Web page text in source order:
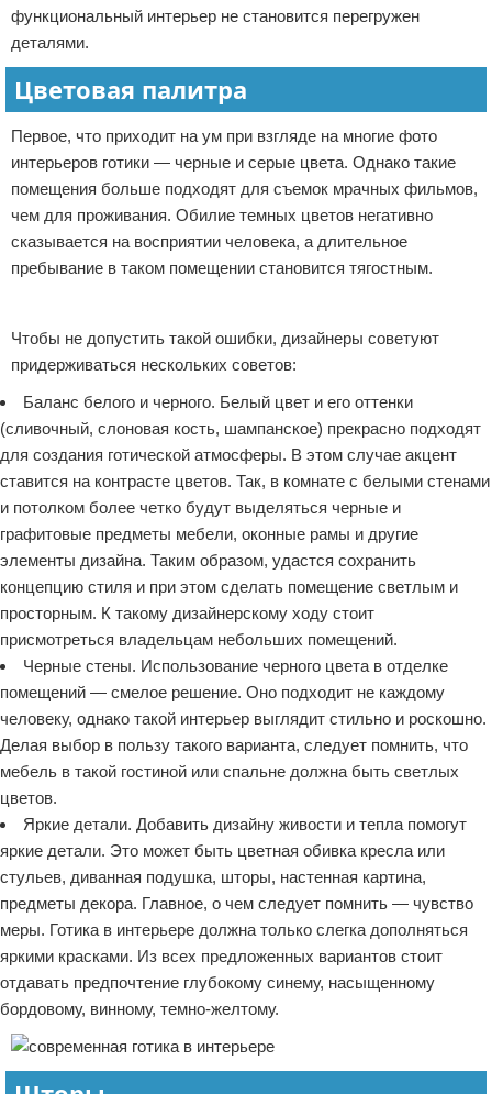
функциональный интерьер не становится перегружен
деталями.
Цветовая палитра
Первое, что приходит на ум при взгляде на многие фото
интерьеров готики — черные и серые цвета. Однако такие
помещения больше подходят для съемок мрачных фильмов,
чем для проживания. Обилие темных цветов негативно
сказывается на восприятии человека, а длительное
пребывание в таком помещении становится тягостным.
Чтобы не допустить такой ошибки, дизайнеры советуют
придерживаться нескольких советов:
Баланс белого и черного. Белый цвет и его оттенки
(сливочный, слоновая кость, шампанское) прекрасно подходят
для создания готической атмосферы. В этом случае акцент
ставится на контрасте цветов. Так, в комнате с белыми стенами
и потолком более четко будут выделяться черные и
графитовые предметы мебели, оконные рамы и другие
элементы дизайна. Таким образом, удастся сохранить
концепцию стиля и при этом сделать помещение светлым и
просторным. К такому дизайнерскому ходу стоит
присмотреться владельцам небольших помещений.
Черные стены. Использование черного цвета в отделке
помещений — смелое решение. Оно подходит не каждому
человеку, однако такой интерьер выглядит стильно и роскошно.
Делая выбор в пользу такого варианта, следует помнить, что
мебель в такой гостиной или спальне должна быть светлых
цветов.
Яркие детали. Добавить дизайну живости и тепла помогут
яркие детали. Это может быть цветная обивка кресла или
стульев, диванная подушка, шторы, настенная картина,
предметы декора. Главное, о чем следует помнить — чувство
меры. Готика в интерьере должна только слегка дополняться
яркими красками. Из всех предложенных вариантов стоит
отдавать предпочтение глубокому синему, насыщенному
бордовому, винному, темно-желтому.